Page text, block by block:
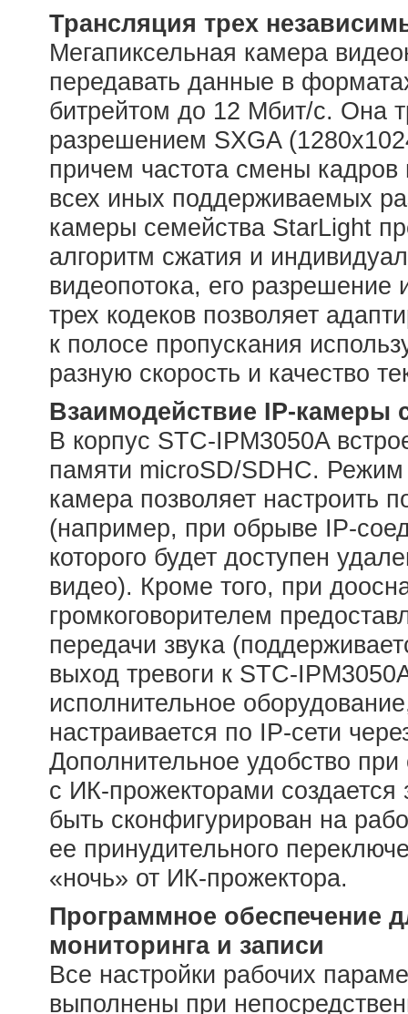
Трансляция трех
Мегапиксельная камера
передавать данные в
битрейтом до 12 Мбит/с. Она
разрешением SXGA
причем частота смены кадров
всех иных поддерживаемых
камеры семейства StarLight
алгоритм сжатия и
видеопотока, его разрешение
трех кодеков позволяет
к полосе пропускания
разную скорость и качество
Взаимодействие IP-камеры
В корпус STC-IPM3050A
памяти microSD/SDHC.
камера позволяет настроить
(например, при обрыве IP-
которого будет доступен
видео). Кроме того, при
громкоговорителем
передачи звука
выход тревоги к STC-
исполнительное
настраивается по IP-сети
Дополнительное удобство
с ИК-прожекторами создается
быть сконфигурирован на
ее принудительного
«ночь» от ИК-прожектора.
Программное обеспечение
мониторинга и записи
Все настройки рабочих
выполнены при